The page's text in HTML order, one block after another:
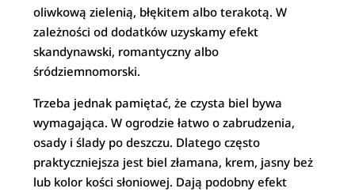
oliwkową zielenią, błękitem albo terakotą. W
zależności od dodatków uzyskamy efekt
skandynawski, romantyczny albo
śródziemnomorski.
Trzeba jednak pamiętać, że czysta biel bywa
wymagająca. W ogrodzie łatwo o zabrudzenia,
osady i ślady po deszczu. Dlatego często
praktyczniejsza jest biel złamana, krem, jasny beż
lub kolor kości słoniowej. Dają podobny efekt